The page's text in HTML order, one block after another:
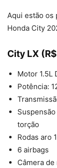
Aqui estão os
Honda City
City LX
Motor 1.5L
Potência:
torção
Rodas aro
6 airbags
Câmera de